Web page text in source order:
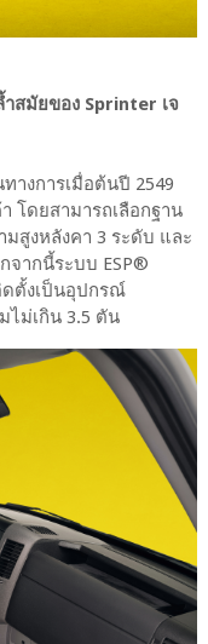
สมัยของ Sprinter เจ
างการเมื่อต้นปี 2549
โดยสามารถเลือกฐาน
สูงหลังคา 3 ระดับ และ
จากนี้ระบบ ESP®
ดตั้งเป็นอุปกรณ์
ไม่เกิน 3.5 ตัน